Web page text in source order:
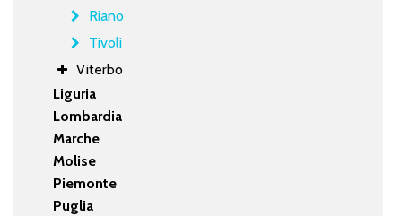
Riano
Tivoli
Viterbo
Liguria
Lombardia
Marche
Molise
Piemonte
Puglia